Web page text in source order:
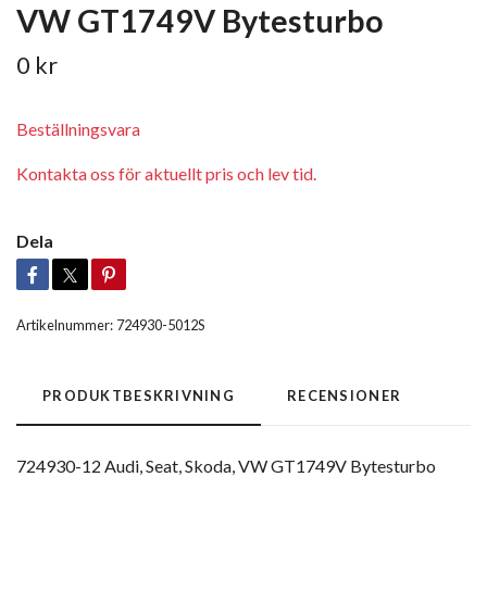
VW GT1749V Bytesturbo
0 kr
Beställningsvara
Kontakta oss för aktuellt pris och lev tid.
Dela
Artikelnummer: 724930-5012S
PRODUKTBESKRIVNING RECENSIONER
724930-12 Audi, Seat, Skoda, VW GT1749V Bytesturbo